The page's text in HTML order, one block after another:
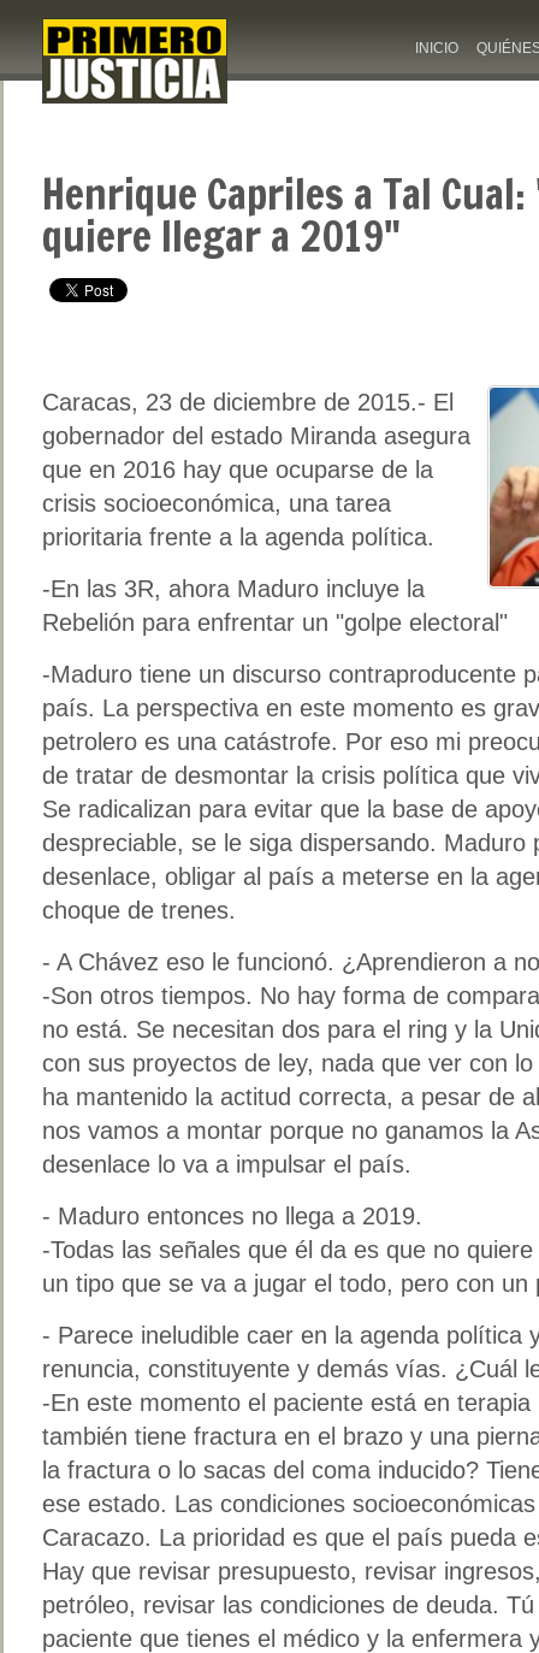
INICIO
Henrique Capriles a Tal
quiere llegar a 2019"
Caracas, 23 de diciembre de 2015.- El
gobernador del estado Miranda asegura
que en 2016 hay que ocuparse de la
crisis socioeconómica, una tarea
prioritaria frente a la agenda política.
-En las 3R, ahora Maduro incluye la
Rebelión para enfrentar un "golpe electoral"
-Maduro tiene un discurso contraproducente
país. La perspectiva en este momento es
petrolero es una catástrofe. Por eso mi
de tratar de desmontar la crisis política que
Se radicalizan para evitar que la base de
despreciable, se le siga dispersando. Maduro
desenlace, obligar al país a meterse en la
choque de trenes.
- A Chávez eso le funcionó. ¿Aprendieron a
-Son otros tiempos. No hay forma de
no está. Se necesitan dos para el ring y la
con sus proyectos de ley, nada que ver con
ha mantenido la actitud correcta, a pesar de
nos vamos a montar porque no ganamos la
desenlace lo va a impulsar el país.
- Maduro entonces no llega a 2019.
-Todas las señales que él da es que no
un tipo que se va a jugar el todo, pero con
- Parece ineludible caer en la agenda política
renuncia, constituyente y demás vías. ¿Cuál
-En este momento el paciente está en
también tiene fractura en el brazo y una
la fractura o lo sacas del coma inducido?
ese estado. Las condiciones
Caracazo. La prioridad es que el país pueda
Hay que revisar presupuesto, revisar
petróleo, revisar las condiciones de deuda.
paciente que tienes el médico y la enfermera